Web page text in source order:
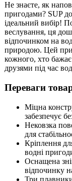
Не знаєте, як
пригодами? SUP
ідеальний вибір!
веслування, ця
відпочинком на
природою. Цей
кожного, хто
друзями під час
Переваги
Міцна
забезпечує
Нековзка
для
Кріплення
водні
Оснащена
відпочинку
Три